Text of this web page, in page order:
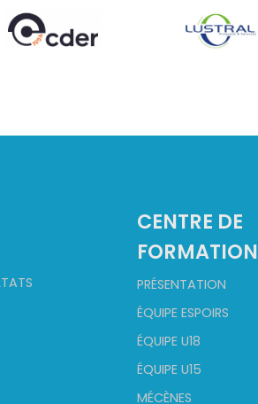
CENTRE DE
FORMATION
PRÉSENTATION
ÉQUIPE ESPOIRS
ÉQUIPE U18
ÉQUIPE U15
MÉCÈNES